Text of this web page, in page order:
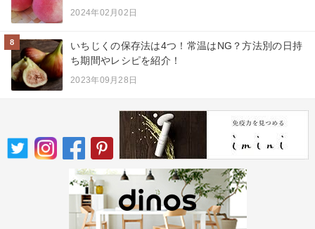
2024年02月02日
8
いちじくの保存法は4つ！常温はNG？方法別の日持
ち期間やレシピを紹介！
2023年09月28日